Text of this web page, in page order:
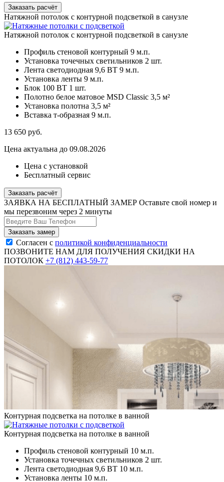
Заказать расчёт
Натяжной потолок с контурной подсветкой в санузле
Натяжной потолок с контурной подсветкой в санузле
Профиль стеновой контурный 9 м.п.
Установка точечных светильников 2 шт.
Лента светодиодная 9,6 ВТ 9 м.п.
Установка ленты 9 м.п.
Блок 100 ВТ 1 шт.
Полотно белое матовое MSD Classic 3,5 м²
Установка полотна 3,5 м²
Вставка т-образная 9 м.п.
13 650 руб.
Цена актуальна до 09.08.2026
Цена с установкой
Бесплатный сервис
Заказать расчёт
ЗАЯВКА НА БЕСПЛАТНЫЙ ЗАМЕР Оставьте свой номер и
мы перезвоним через 2 минуты
Согласен с политикой конфиденциальности
ПОЗВОНИТЕ НАМ ДЛЯ ПОЛУЧЕНИЯ СКИДКИ НА
ПОТОЛОК +7 (812) 443-59-77
Контурная подсветка на потолке в ванной
Контурная подсветка на потолке в ванной
Профиль стеновой контурный 10 м.п.
Установка точечных светильников 2 шт.
Лента светодиодная 9,6 ВТ 10 м.п.
Установка ленты 10 м.п.